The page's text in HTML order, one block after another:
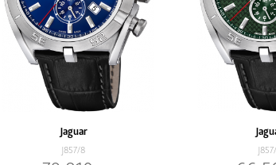
Jaguar
J857/8